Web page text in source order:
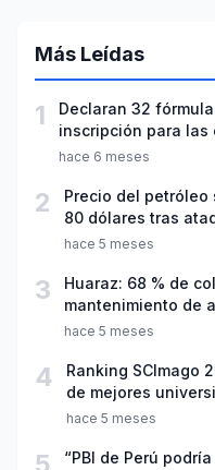
Más Leídas
1
Declaran 32
inscripción para las
hace 6 meses
2
Precio del petróleo
80 dólares tras
hace 5 meses
3
Huaraz: 68 % de
mantenimiento de
año escolar 2026
hace 5 meses
4
Ranking SCImago
de mejores
hace 5 meses
“PBI de Perú